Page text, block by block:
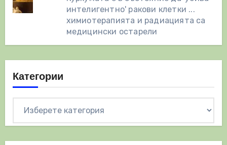
интелигентно' ракови клетки ...
химиотерапията и радиацията са
медицински остарели
Категории